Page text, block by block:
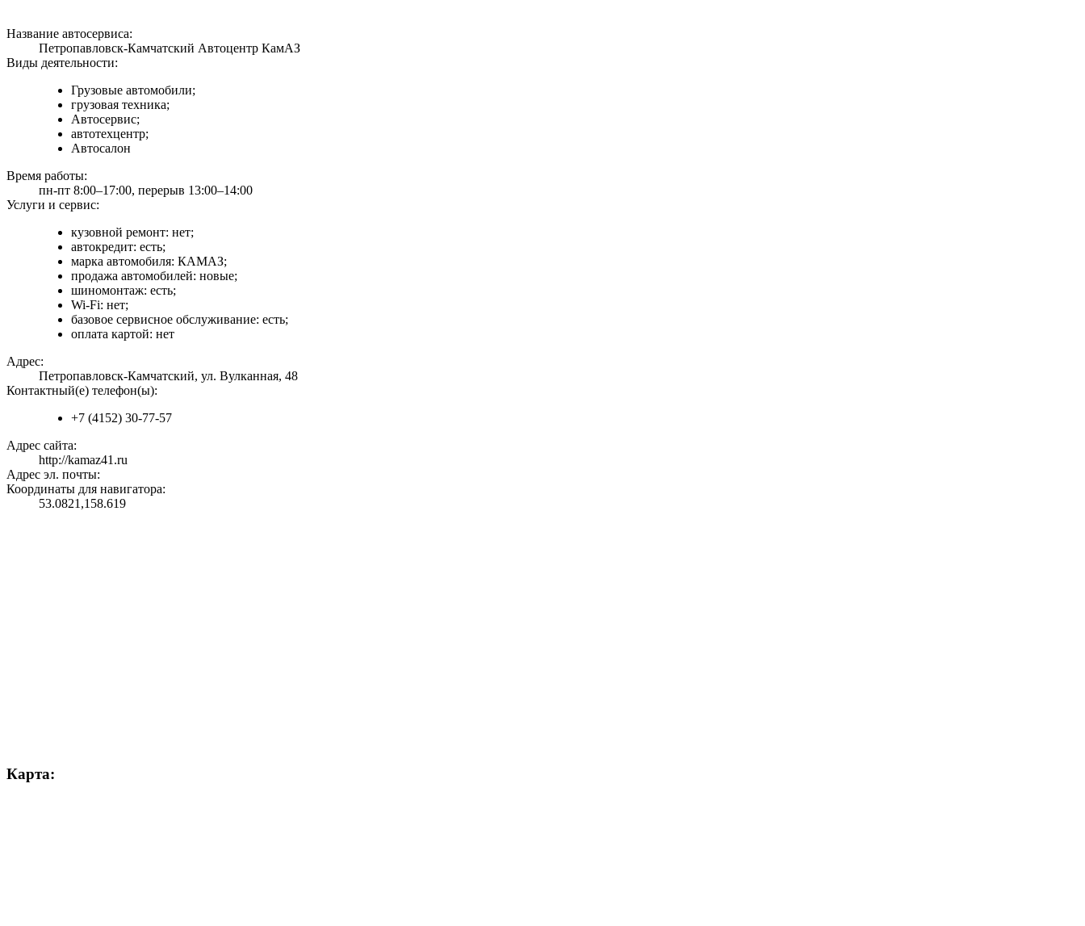
Название автосервиса:
Петропавловск-Камчатский Автоцентр КамАЗ
Виды деятельности:
Грузовые автомобили;
грузовая техника;
Автосервис;
автотехцентр;
Автосалон
Время работы:
пн-пт 8:00–17:00, перерыв 13:00–14:00
Услуги и сервис:
кузовной ремонт: нет;
автокредит: есть;
марка автомобиля: КАМАЗ;
продажа автомобилей: новые;
шиномонтаж: есть;
Wi-Fi: нет;
базовое сервисное обслуживание: есть;
оплата картой: нет
Адрес:
Петропавловск-Камчатский, ул. Вулканная, 48
Контактный(е) телефон(ы):
+7 (4152) 30-77-57
Адрес сайта:
http://kamaz41.ru
Адрес эл. почты:
Координаты для навигатора:
53.0821,158.619
Карта: